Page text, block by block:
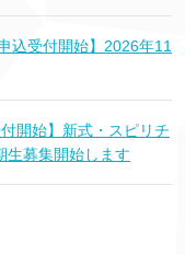
込受付開始】2026年11
開始】新式・スピリチ
生募集開始します